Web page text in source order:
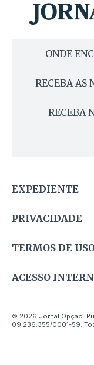
ONDE
RECEBA AS
RECEBA
EXPEDIENTE
PRIVACIDADE
TERMOS DE
ACESSO
© 2026 Jornal Opção.
09.236.355/0001-59.